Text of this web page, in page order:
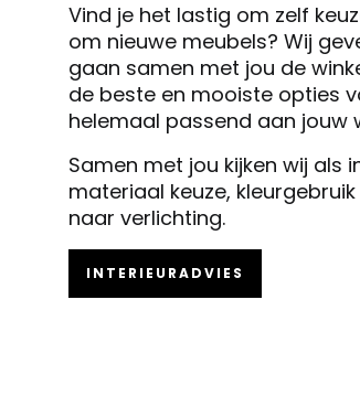
Vind je het lastig om zelf
om nieuwe meubels? Wij
gaan samen met jou de
de beste en mooiste opties
helemaal passend aan jouw
Samen met jou kijken wij als
materiaal keuze,
naar verlichting.
INTERIEURADVIES